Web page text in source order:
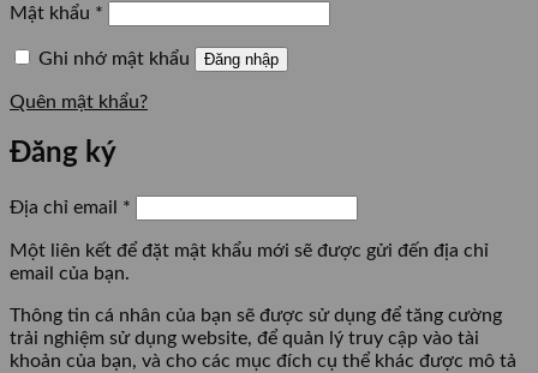
Mật khẩu *
buộc
Ghi nhớ mật khẩu
Đăng nhập
Quên mật khẩu?
Đăng ký
Địa chỉ email *
Một liên kết để đặt mật khẩu mới sẽ được gửi đến địa chỉ
email của bạn.
Thông tin cá nhân của bạn sẽ được sử dụng để tăng cường
trải nghiệm sử dụng website, để quản lý truy cập vào tài
khoản của bạn, và cho các mục đích cụ thể khác được mô tả